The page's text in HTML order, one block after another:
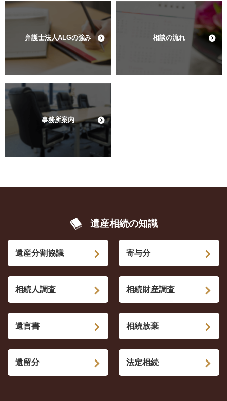
弁護士法人ALGの強み 相談の流れ
事務所案内
遺産相続の知識
遺産分割協議 寄与分
相続人調査 相続財産調査
遺言書 相続放棄
遺留分 法定相続